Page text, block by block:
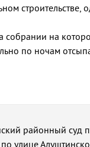
на
по ночам
районный суд
улице